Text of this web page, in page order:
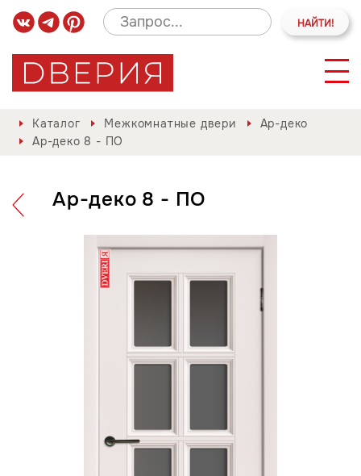
Каталог Межкомнатные двери
Ар-деко
Ар-деко 8 - ПО
Ар-деко 8 - ПО